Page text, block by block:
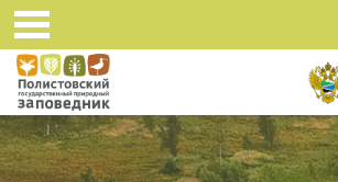
Перейти к основному содержанию